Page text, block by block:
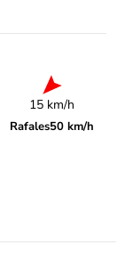
15 km/h
Rafales50 km/h